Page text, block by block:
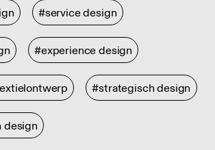
#service design
#experience design
#strategisch design
design